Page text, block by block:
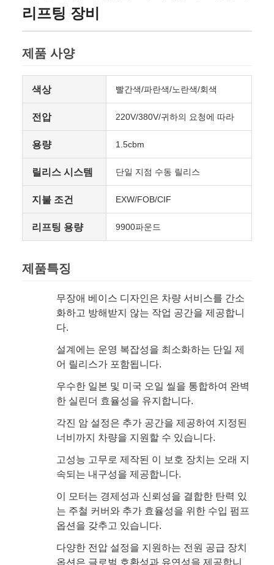
리프팅 장비
제품 사양
색상 빨간색/파란색/노란색/회색
전압 220V/380V/귀하의 요청에 따라
용량 1.5cbm
릴리스 시스템 단일 지점 수동 릴리스
지불 조건 EXW/FOB/CIF
리프팅 용량 9900파운드
제품특징
무장애 베이스 디자인은 차량 서비스를 간소
화하고 방해받지 않는 작업 공간을 제공합니
다.
설계에는 운영 복잡성을 최소화하는 단일 제
어 릴리스가 포함됩니다.
우수한 일본 및 미국 오일 씰을 통합하여 완벽
한 실린더 효율성을 유지합니다.
각진 암 설정은 추가 공간을 제공하여 지정된
너비까지 차량을 지원할 수 있습니다.
고성능 고무로 제작된 이 보호 장치는 오래 지
속되는 내구성을 제공합니다.
이 모터는 경제성과 신뢰성을 결합한 탄력 있
는 주철 커버와 추가 효율성을 위한 수입 펌프
옵션을 갖추고 있습니다.
다양한 전압 설정을 지원하는 전원 공급 장치
옵션은 글로벌 호환성과 유연성을 제공합니